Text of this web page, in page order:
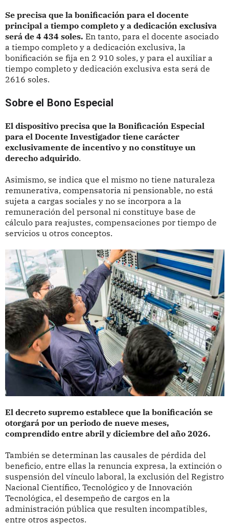
Se precisa que la bonificación para el docente
principal a tiempo completo y a dedicación exclusiva
será de 4 434 soles. En tanto, para el docente asociado
a tiempo completo y a dedicación exclusiva, la
bonificación se fija en 2 910 soles, y para el auxiliar a
tiempo completo y dedicación exclusiva esta será de
2616 soles.
Sobre el Bono Especial
El dispositivo precisa que la Bonificación Especial
para el Docente Investigador tiene carácter
exclusivamente de incentivo y no constituye un
derecho adquirido.
Asimismo, se indica que el mismo no tiene naturaleza
remunerativa, compensatoria ni pensionable, no está
sujeta a cargas sociales y no se incorpora a la
remuneración del personal ni constituye base de
cálculo para reajustes, compensaciones por tiempo de
servicios u otros conceptos.
El decreto supremo establece que la bonificación se
otorgará por un periodo de nueve meses,
comprendido entre abril y diciembre del año 2026.
También se determinan las causales de pérdida del
beneficio, entre ellas la renuncia expresa, la extinción o
suspensión del vínculo laboral, la exclusión del Registro
Nacional Científico, Tecnológico y de Innovación
Tecnológica, el desempeño de cargos en la
administración pública que resulten incompatibles,
entre otros aspectos.